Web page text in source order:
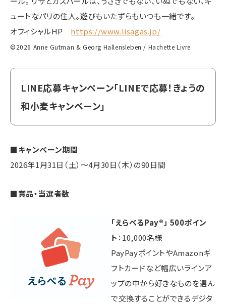
ュートなパリの住人。遊びもいたずらもいつも一緒です。
オフィシャルHP https://www.lisagas.jp/
©2026 Anne Gutman & Georg Hallensleben / Hachette Livre
LINE応募キャンペーン「LINEで応募！きょうの
和小麦キャンペーン」
■キャンペーン期間
2026年1月31日（土）～4月30日（木）の90日間
■賞品・当選者数
「えらべるPay®」 500ポイン
ト ：10,000名様
PayPayポイントやAmazonギ
フトカードなど幅広いラインア
ップの中から好きなものを選ん
で交換することができるデジタ